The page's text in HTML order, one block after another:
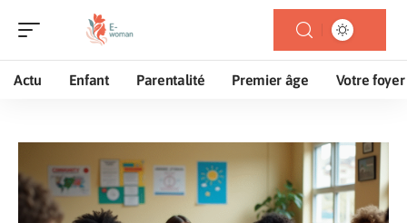
Actu Enfant Parentalité Premier âge Votre foyer